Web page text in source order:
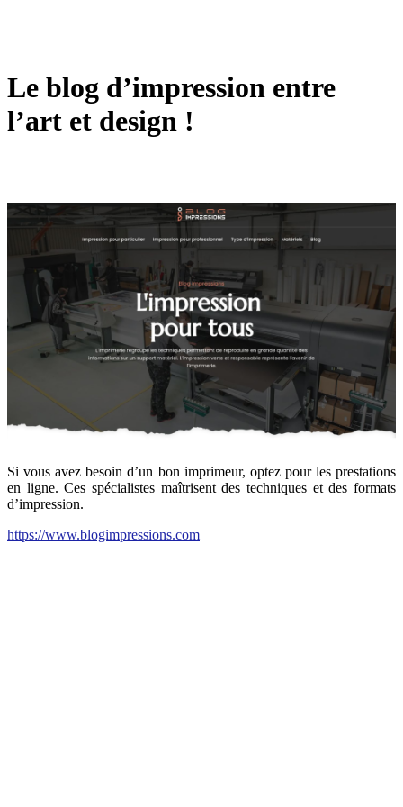
Le blog d’impression entre
l’art et design !
Si vous avez besoin d’un bon imprimeur, optez pour les prestations
en ligne. Ces spécialistes maîtrisent des techniques et des formats
d’impression.
https://www.blogimpressions.com